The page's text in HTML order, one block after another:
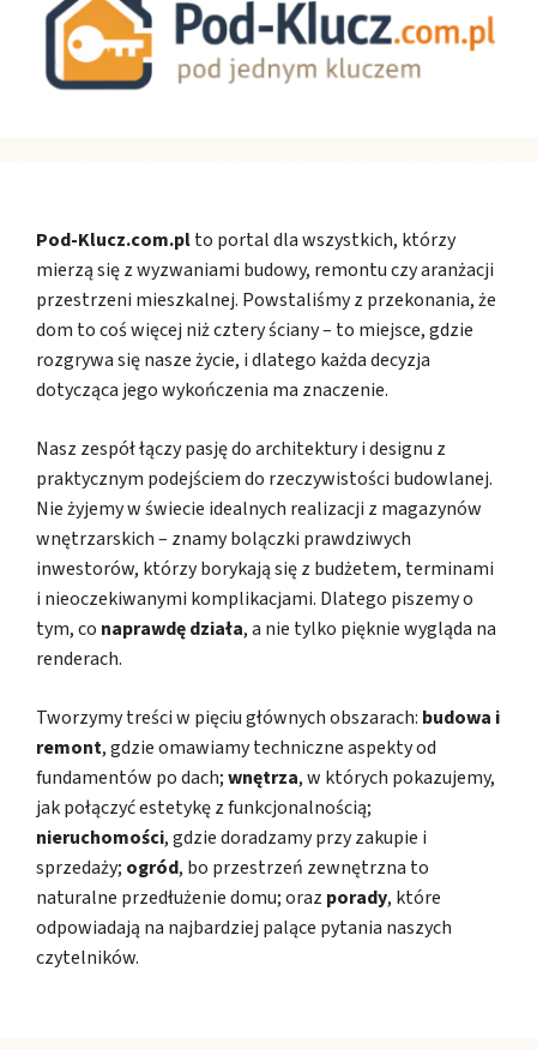
Pod-Klucz.com.plto portal dla wszystkich, którzy
mierzą się z wyzwaniami budowy, remontu czy aranżacji
przestrzeni mieszkalnej. Powstaliśmy z przekonania, że
dom to coś więcej niż cztery ściany – to miejsce, gdzie
rozgrywa się nasze życie, i dlatego każda decyzja
dotycząca jego wykończenia ma znaczenie.
Nasz zespół łączy pasję do architektury i designu z
praktycznym podejściem do rzeczywistości budowlanej.
Nie żyjemy w świecie idealnych realizacji z magazynów
wnętrzarskich – znamy bolączki prawdziwych
inwestorów, którzy borykają się z budżetem, terminami
i nieoczekiwanymi komplikacjami. Dlatego piszemy o
tym, co naprawdę działa, a nie tylko pięknie wygląda na
renderach.
Tworzymy treści w pięciu głównych obszarach: budowa i
remont, gdzie omawiamy techniczne aspekty od
fundamentów po dach;wnętrza, w których pokazujemy,
jak połączyć estetykę z funkcjonalnością;
nieruchomości, gdzie doradzamy przy zakupie i
sprzedaży; ogród, bo przestrzeń zewnętrzna to
naturalne przedłużenie domu; oraz porady, które
odpowiadają na najbardziej palące pytania naszych
czytelników.